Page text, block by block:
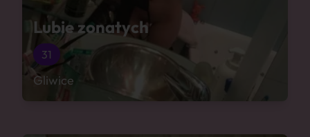
Lubie zonatych
31
Gliwice